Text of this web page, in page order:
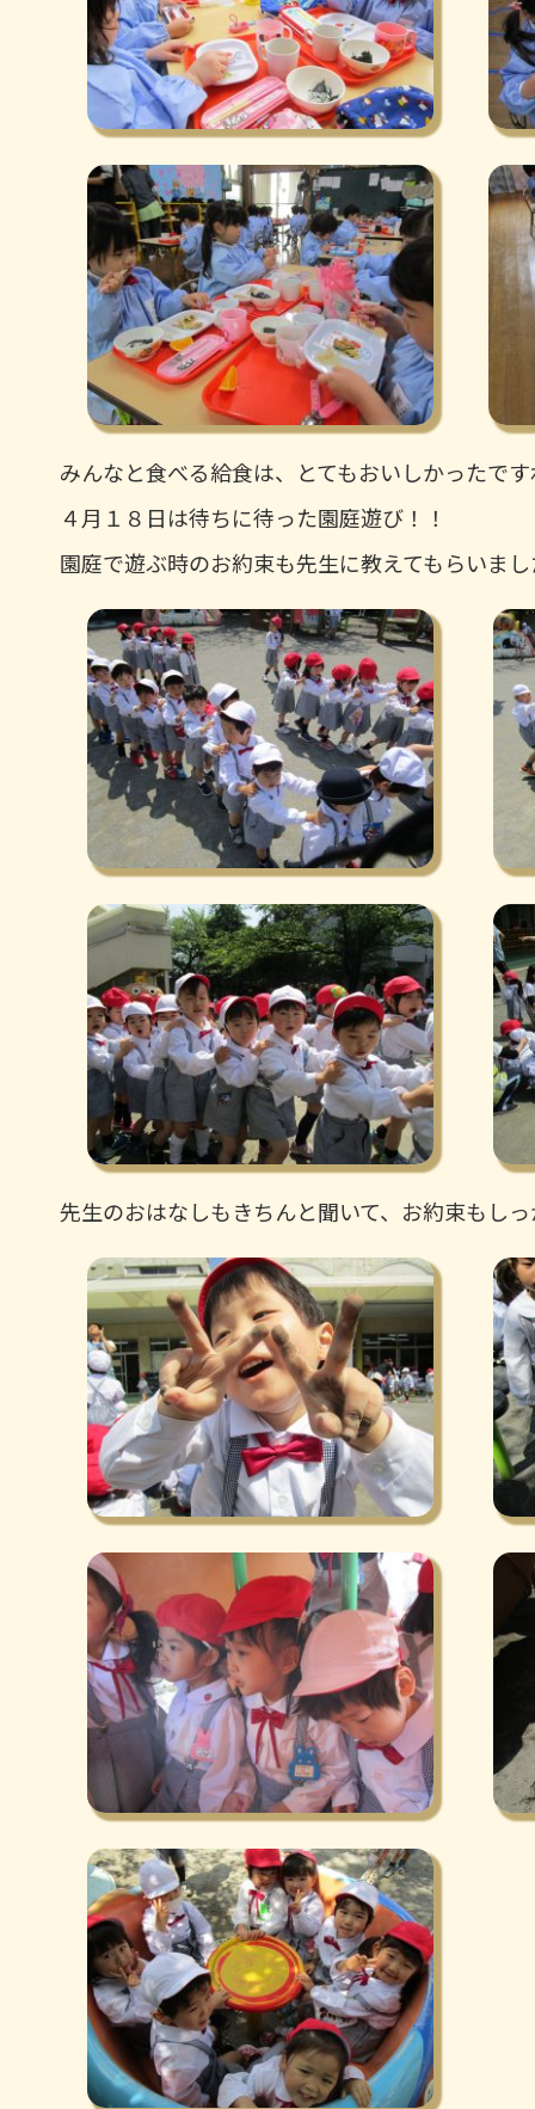
みんなと食べる給食は、とてもおいしかったで
４月１８日は待ちに待った園庭遊び！！
園庭で遊ぶ時のお約束も先生に教えてもらいま
先生のおはなしもきちんと聞いて、お約束もし